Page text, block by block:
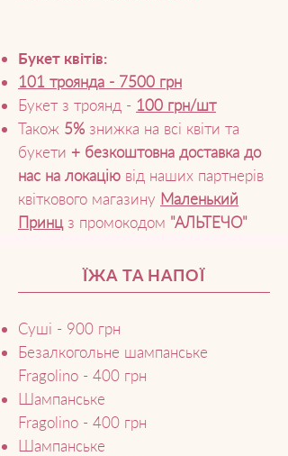
Букет квітів:
101 троянда - 7500 грн
Букет з троянд - 100 грн/шт
Також 5% знижка на всі квіти та
букети + безкоштовна доставка до
нас на локацію від наших партнерів
квіткового магазину Маленький
Принцз промокодом "АЛЬТЕЧО"
ЇЖА ТА НАПОЇ
Суші - 900 грн
Безалкогольне шампанське
Fragolino - 400 грн
Шампанське
Fragolino - 400 грн
Шампанське